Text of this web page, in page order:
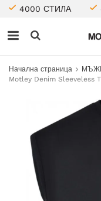
4000 СТИЛА
Начална страница
Motley Denim Sleeveless